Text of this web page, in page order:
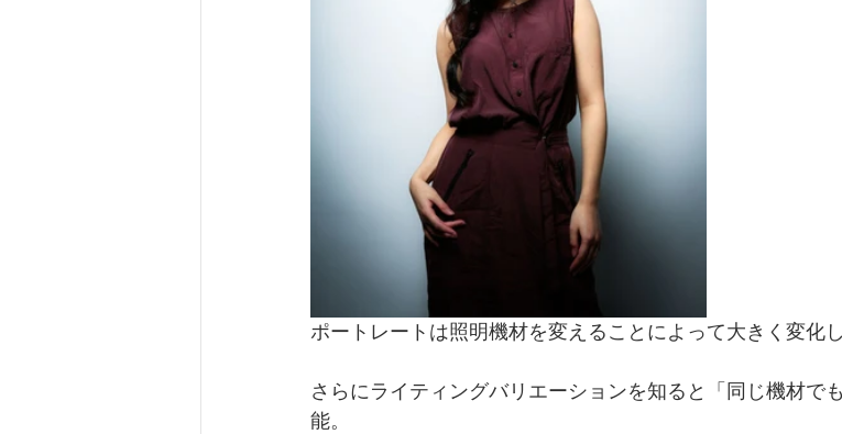
ポートレートは照明機材を変えることによって大きく変化し
さらにライティングバリエーションを知ると「同じ機材で
能。